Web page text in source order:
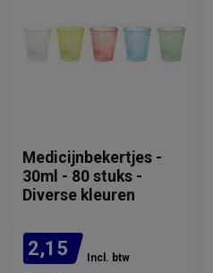
Medicijnbekertjes -
30ml - 80 stuks -
Diverse kleuren
2,15 Incl. btw